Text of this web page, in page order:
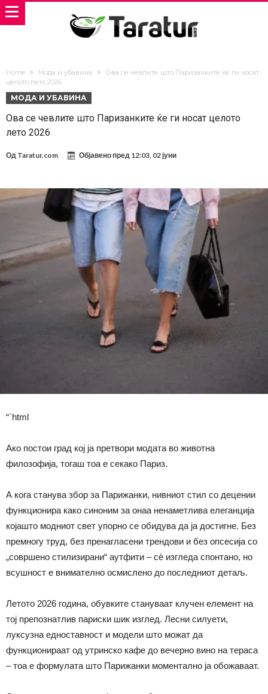
Home Мода и убавина
Ова се чевлите што Паризанките ќе ги носат
целото лето 2026
МОДА И УБАВИНА
Ова се чевлите што Паризанките ќе ги носат целото
лето 2026
Од Taratur.com Објавено пред 12:03, 02 јуни
“`html
Ако постои град кој ја претвори модата во животна
филозофија, тогаш тоа е секако Париз.
А кога станува збор за Парижанки, нивниот стил со децении
функционира како синоним за онаа ненаметлива елеганција
којашто модниот свет упорно се обидува да ја достигне. Без
премногу труд, без пренагласени трендови и без опсесија со
„совршено стилизирани“ аутфити – сѐ изгледа спонтано, но
всушност е внимателно осмислено до последниот детаљ.
Летото 2026 година, обувките стануваат клучен елемент на
тој препознатлив париски шик изглед. Лесни силуети,
луксузна едноставност и модели што можат да
функционираат од утринско кафе до вечерно вино на тераса
– тоа е формулата што Парижанки моментално ја обожаваат.